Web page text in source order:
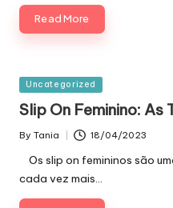
Read More
Posted
Uncategorized
Slip On Feminino: As
Posted
By Tania 18/04/2023
Os slip on femininos são
cada vez mais…